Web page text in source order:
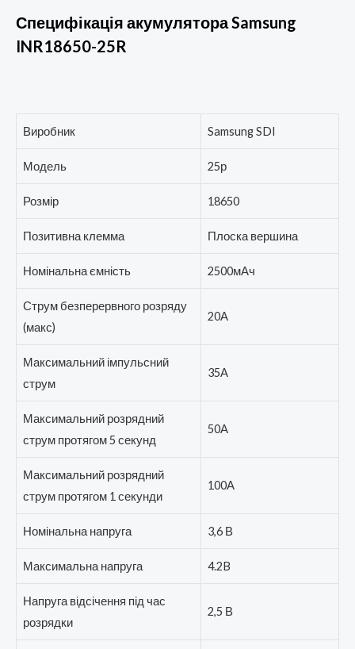
Специфікація акумулятора Samsung
INR18650-25R
Виробник Samsung SDI
Модель 25р
Розмір 18650
Позитивна клемма Плоска вершина
Номінальна ємність 2500мАч
Струм безперервного розряду
(макс)
20А
Максимальний імпульсний
струм
35А
Максимальний розрядний
струм протягом 5 секунд
50А
Максимальний розрядний
струм протягом 1 секунди
100А
Номінальна напруга 3,6 В
Максимальна напруга 4.2B
Напруга відсічення під час
розрядки
2,5 В